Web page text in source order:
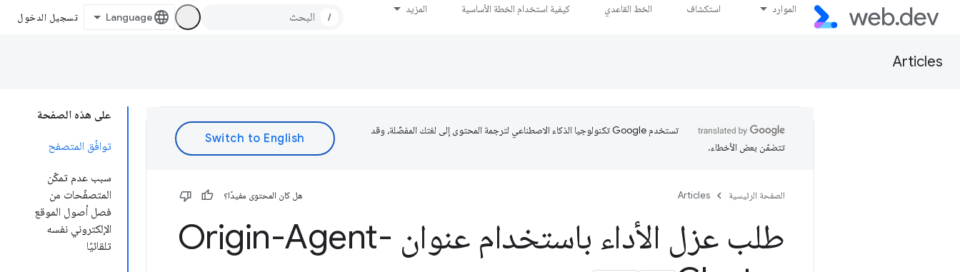
الموارد استكشاف الخط القاعدي كيفية استخدام الخطة الأساسية المزيد
/ تسجيل الدخول
Articles
على هذه الصفحة
توافُق المتصفح
سبب عدم تمكّن
المتصفّحات من
فصل أصول الموقع
الإلكتروني نفسه
تلقائيًا
تستخدم Google تكنولوجيا الذكاء الاصطناعي لترجمة المحتوى إلى لغتك المفضّلة، وقد
تتضمّن بعض الأخطاء.
الصفحة الرئيسية Articles هل كان المحتوى مفيدًا؟
طلب عزل الأداء باستخدام عنوان Origin-Agent-